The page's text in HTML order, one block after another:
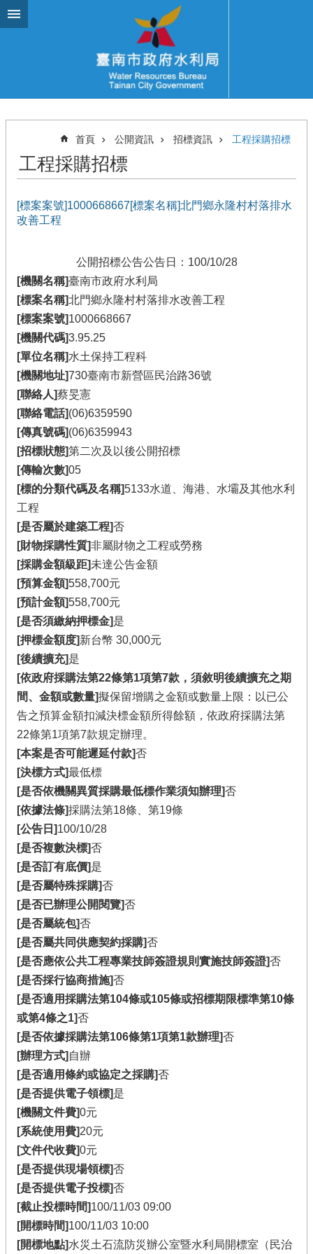
跳到主要內容區塊
首頁 公開資訊 招標資訊 工程採購招標
工程採購招標
[標案案號]1000668667[標案名稱]北門鄉永隆村村落排水
改善工程
公開招標公告公告日：100/10/28
[機關名稱]臺南市政府水利局
[標案名稱]北門鄉永隆村村落排水改善工程
[標案案號]1000668667
[機關代碼]3.95.25
[單位名稱]水土保持工程科
[機關地址]730臺南市新營區民治路36號
[聯絡人]蔡旻憲
[聯絡電話](06)6359590
[傳真號碼](06)6359943
[招標狀態]第二次及以後公開招標
[傳輸次數]05
[標的分類代碼及名稱]5133水道、海港、水壩及其他水利
工程
[是否屬於建築工程]否
[財物採購性質]非屬財物之工程或勞務
[採購金額級距]未達公告金額
[預算金額]558,700元
[預計金額]558,700元
[是否須繳納押標金]是
[押標金額度]新台幣 30,000元
[後續擴充]是
[依政府採購法第22條第1項第7款，須敘明後續擴充之期
間、金額或數量]擬保留增購之金額或數量上限：以已公
告之預算金額扣減決標金額所得餘額，依政府採購法第
22條第1項第7款規定辦理。
[本案是否可能遲延付款]否
[決標方式]最低標
[是否依機關異質採購最低標作業須知辦理]否
[依據法條]採購法第18條、第19條
[公告日]100/10/28
[是否複數決標]否
[是否訂有底價]是
[是否屬特殊採購]否
[是否已辦理公開閱覽]否
[是否屬統包]否
[是否屬共同供應契約採購]否
[是否應依公共工程專業技師簽證規則實施技師簽證]否
[是否採行協商措施]否
[是否適用採購法第104條或105條或招標期限標準第10條
或第4條之1]否
[是否依據採購法第106條第1項第1款辦理]否
[辦理方式] 自辦
[是否適用條約或協定之採購]否
[是否提供電子領標]是
[機關文件費]0元
[系統使用費]20元
[文件代收費]0元
[是否提供現場領標]否
[是否提供電子投標]否
[截止投標時間]100/11/03 09:00
[開標時間]100/11/03 10:00
[開標地點]水災土石流防災辦公室暨水利局開標室（民治